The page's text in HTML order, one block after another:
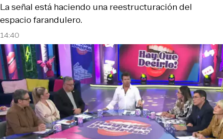
14:40
La señal está haciendo una reestructuración del
espacio farandulero.